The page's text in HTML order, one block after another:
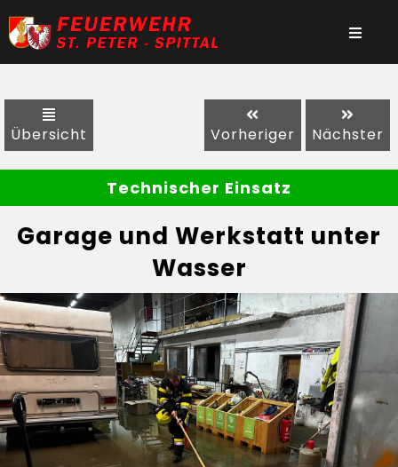
Übersicht Vorheriger Nächster
Technischer Einsatz
Garage und Werkstatt unter
Wasser